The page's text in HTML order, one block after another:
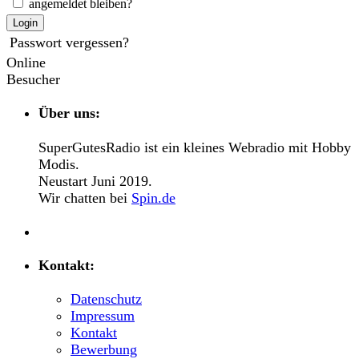
angemeldet bleiben?
Login
Passwort vergessen?
Online
Besucher
Über uns:
SuperGutesRadio ist ein kleines Webradio mit Hobby
Modis.
Neustart Juni 2019.
Wir chatten bei Spin.de
Kontakt:
Datenschutz
Impressum
Kontakt
Bewerbung